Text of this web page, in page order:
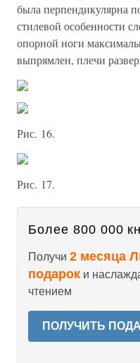
была перпендикулярна
стилевой особенности
опорной ноги
выпрямлен, плечи
Рис. 16.
Рис. 17.
Более 800 000
Получи 2 месяца
подарок и
чтением
ПОЛУЧИТЬ